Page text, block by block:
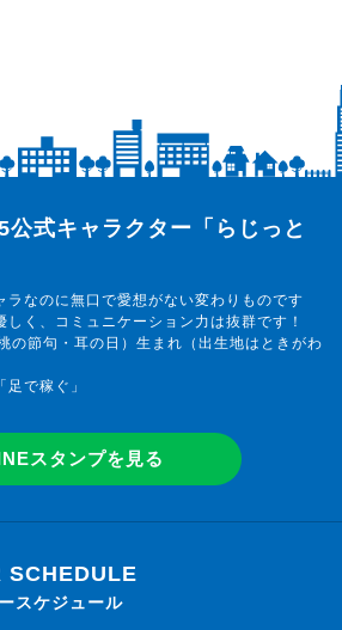
公式キャラクター「らじっと
ラなのに無口で愛想がない変わりものです
しく、コミュニケーション力は抜群です！
の節句・耳の日）生まれ（出生地はときがわ
足で稼ぐ」
スタンプを見る
SCHEDULE
スケジュール